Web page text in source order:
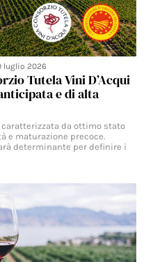
luglio 2026
Tutela Vini D’Acqui
e di alta
da ottimo stato
e maturazione precoce.
determinante per definire i